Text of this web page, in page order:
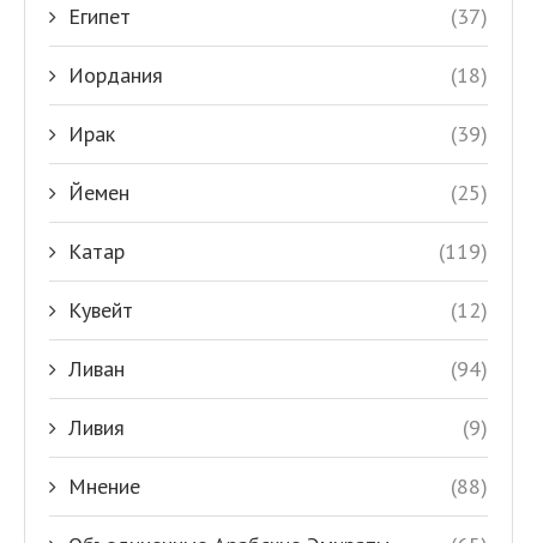
Египет (37)
Иордания (18)
Ирак (39)
Йемен (25)
Катар (119)
Кувейт (12)
Ливан (94)
Ливия (9)
Мнение (88)